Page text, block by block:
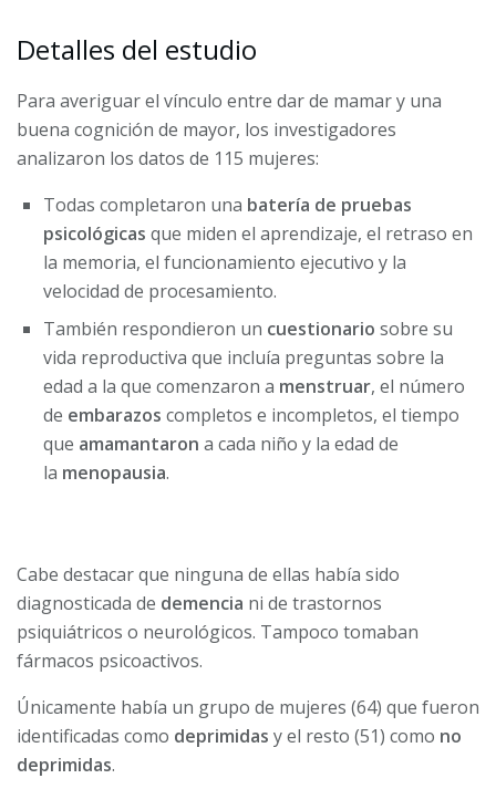
Detalles del estudio
Para averiguar el vínculo entre dar de mamar y una
buena cognición de mayor, los investigadores
analizaron los datos de 115 mujeres:
Todas completaron una batería de pruebas
psicológicas que miden el aprendizaje, el retraso en
la memoria, el funcionamiento ejecutivo y la
velocidad de procesamiento.
También respondieron un cuestionario sobre su
vida reproductiva que incluía preguntas sobre la
edad a la que comenzaron a menstruar, el número
de embarazos completos e incompletos, el tiempo
que amamantaron a cada niño y la edad de
la menopausia.
Cabe destacar que ninguna de ellas había sido
diagnosticada de demencia ni de trastornos
psiquiátricos o neurológicos. Tampoco tomaban
fármacos psicoactivos.
Únicamente había un grupo de mujeres (64) que fueron
identificadas como deprimidas y el resto (51) como no
deprimidas.